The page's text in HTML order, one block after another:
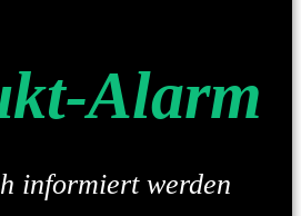
Alarm
informiert werden